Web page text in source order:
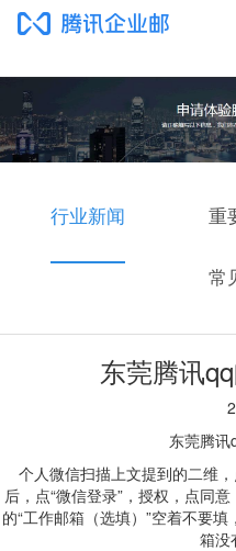
行业新闻 重
常
东莞腾讯
东莞腾讯
个人微信扫描上文提到的二维
后，点“微信登录”，授权，点同
的“工作邮箱（选填）”空着不要
箱没